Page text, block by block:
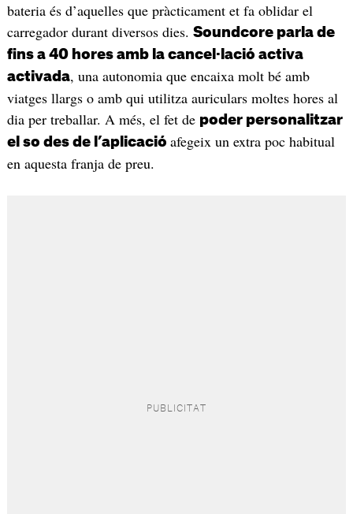
bateria és d’aquelles que pràcticament et fa oblidar el
carregador durant diversos dies. Soundcore parla de
fins a 40 hores amb la cancel·lació activa
activada, una autonomia que encaixa molt bé amb
viatges llargs o amb qui utilitza auriculars moltes hores al
dia per treballar. A més, el fet de poder personalitzar
el so des de l’aplicació afegeix un extra poc habitual
en aquesta franja de preu.